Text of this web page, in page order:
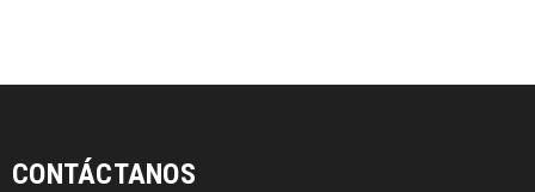
CONTÁCTANOS